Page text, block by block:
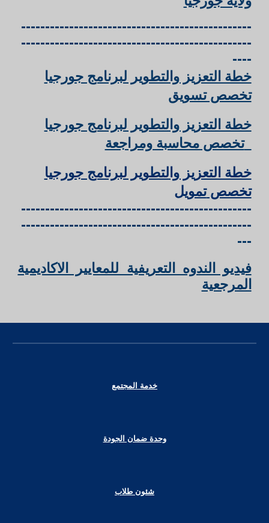
------------------------------------------------
------------------------------------------------
----
خطة التعزيز والتطوير لبرنامج جورجيا
تخصص تسويق
خطة التعزيز والتطوير لبرنامج جورجيا
تخصص محاسبة ومراجعة
خطة التعزيز والتطوير لبرنامج جورجيا
تخصصتمويل
------------------------------------------------
------------------------------------------------
---
فيديو الندوه التعريفية للمعايير الاكاديمية
المرجعية
خدمة المجتمع
وحدة ضمان الجودة
شئون طلاب